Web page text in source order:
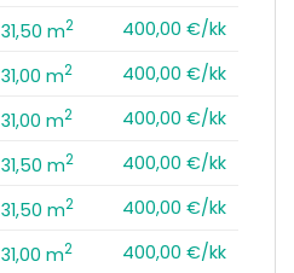
31,50 m2
400,00 €/kk
31,00 m2
400,00 €/kk
31,00 m2
400,00 €/kk
31,50 m2
400,00 €/kk
31,50 m2
400,00 €/kk
31,00 m2
400,00 €/kk